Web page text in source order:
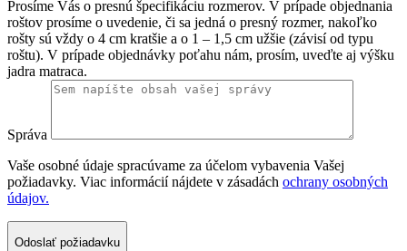
Prosíme Vás o presnú špecifikáciu rozmerov. V prípade objednania
roštov prosíme o uvedenie, či sa jedná o presný rozmer, nakoľko
rošty sú vždy o 4 cm kratšie a o 1 – 1,5 cm užšie (závisí od typu
roštu). V prípade objednávky poťahu nám, prosím, uveďte aj výšku
jadra matraca.
Správa
Vaše osobné údaje spracúvame za účelom vybavenia Vašej
požiadavky. Viac informácií nájdete v zásadách ochrany osobných
údajov.
Odoslať požiadavku